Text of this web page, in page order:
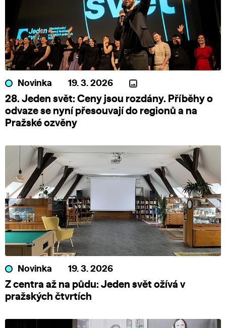
Novinka 19. 3. 2026
28. Jeden svět: Ceny jsou rozdány. Příběhy o
odvaze se nyní přesouvají do regionů a na
Pražské ozvěny
Novinka 19. 3. 2026
Z centra až na půdu: Jeden svět ožívá v
pražských čtvrtích